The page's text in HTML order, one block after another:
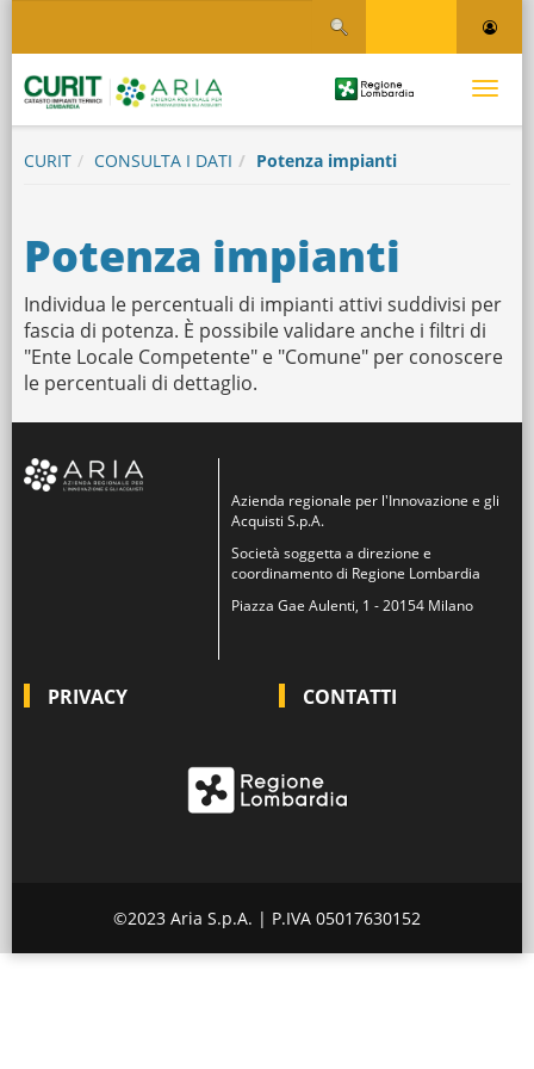
principale
Toggle
Logo
Logo
Regione
CURIT CONSULTA I DATI Potenza impianti
Potenza impianti
Individua le percentuali di impianti attivi suddivisi per
fascia di potenza. È possibile validare anche i filtri di
"Ente Locale Competente" e "Comune" per conoscere
le percentuali di dettaglio.
Azienda regionale per l'Innovazione e gli
Acquisti S.p.A.
Società soggetta a direzione e
coordinamento di Regione Lombardia
Piazza Gae Aulenti, 1 - 20154 Milano
PRIVACY CONTATTI
©2023 Aria S.p.A. | P.IVA 05017630152